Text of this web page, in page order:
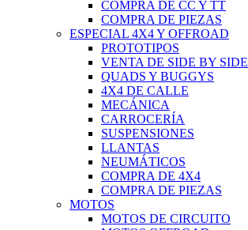
COMPRA DE CC Y TT
COMPRA DE PIEZAS
ESPECIAL 4X4 Y OFFROAD
PROTOTIPOS
VENTA DE SIDE BY SIDE
QUADS Y BUGGYS
4X4 DE CALLE
MECÁNICA
CARROCERÍA
SUSPENSIONES
LLANTAS
NEUMÁTICOS
COMPRA DE 4X4
COMPRA DE PIEZAS
MOTOS
MOTOS DE CIRCUITO